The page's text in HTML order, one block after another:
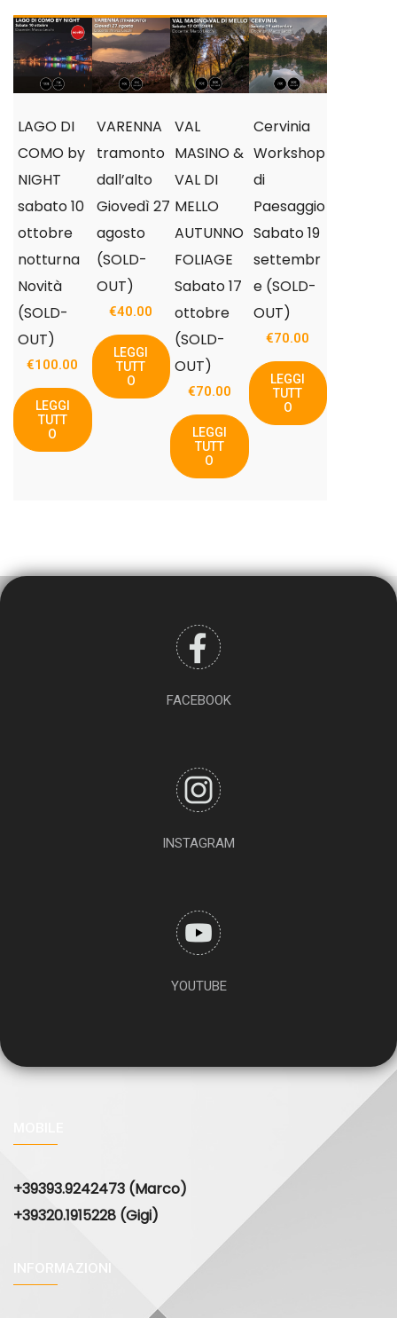
LAGO DI
COMO by
NIGHT
sabato 10
ottobre
notturna
Novità
(SOLD-
OUT)
€100.00
LEGGI
TUTT
O
VARENNA
tramonto
dall’alto
Giovedì 27
agosto
(SOLD-
OUT)
€40.00
LEGGI
TUTT
O
VAL
MASINO &
VAL DI
MELLO
AUTUNNO
FOLIAGE
Sabato 17
ottobre
(SOLD-
OUT)
€70.00
LEGGI
TUTT
O
Cervinia
Workshop
di
Paesaggio
Sabato 19
settembr
e (SOLD-
OUT)
€70.00
LEGGI
TUTT
O
FACEBOOK
INSTAGRAM
YOUTUBE
+39393.9242473 (Marco)
+39320.1915228 (Gigi)
INFORMAZIONI